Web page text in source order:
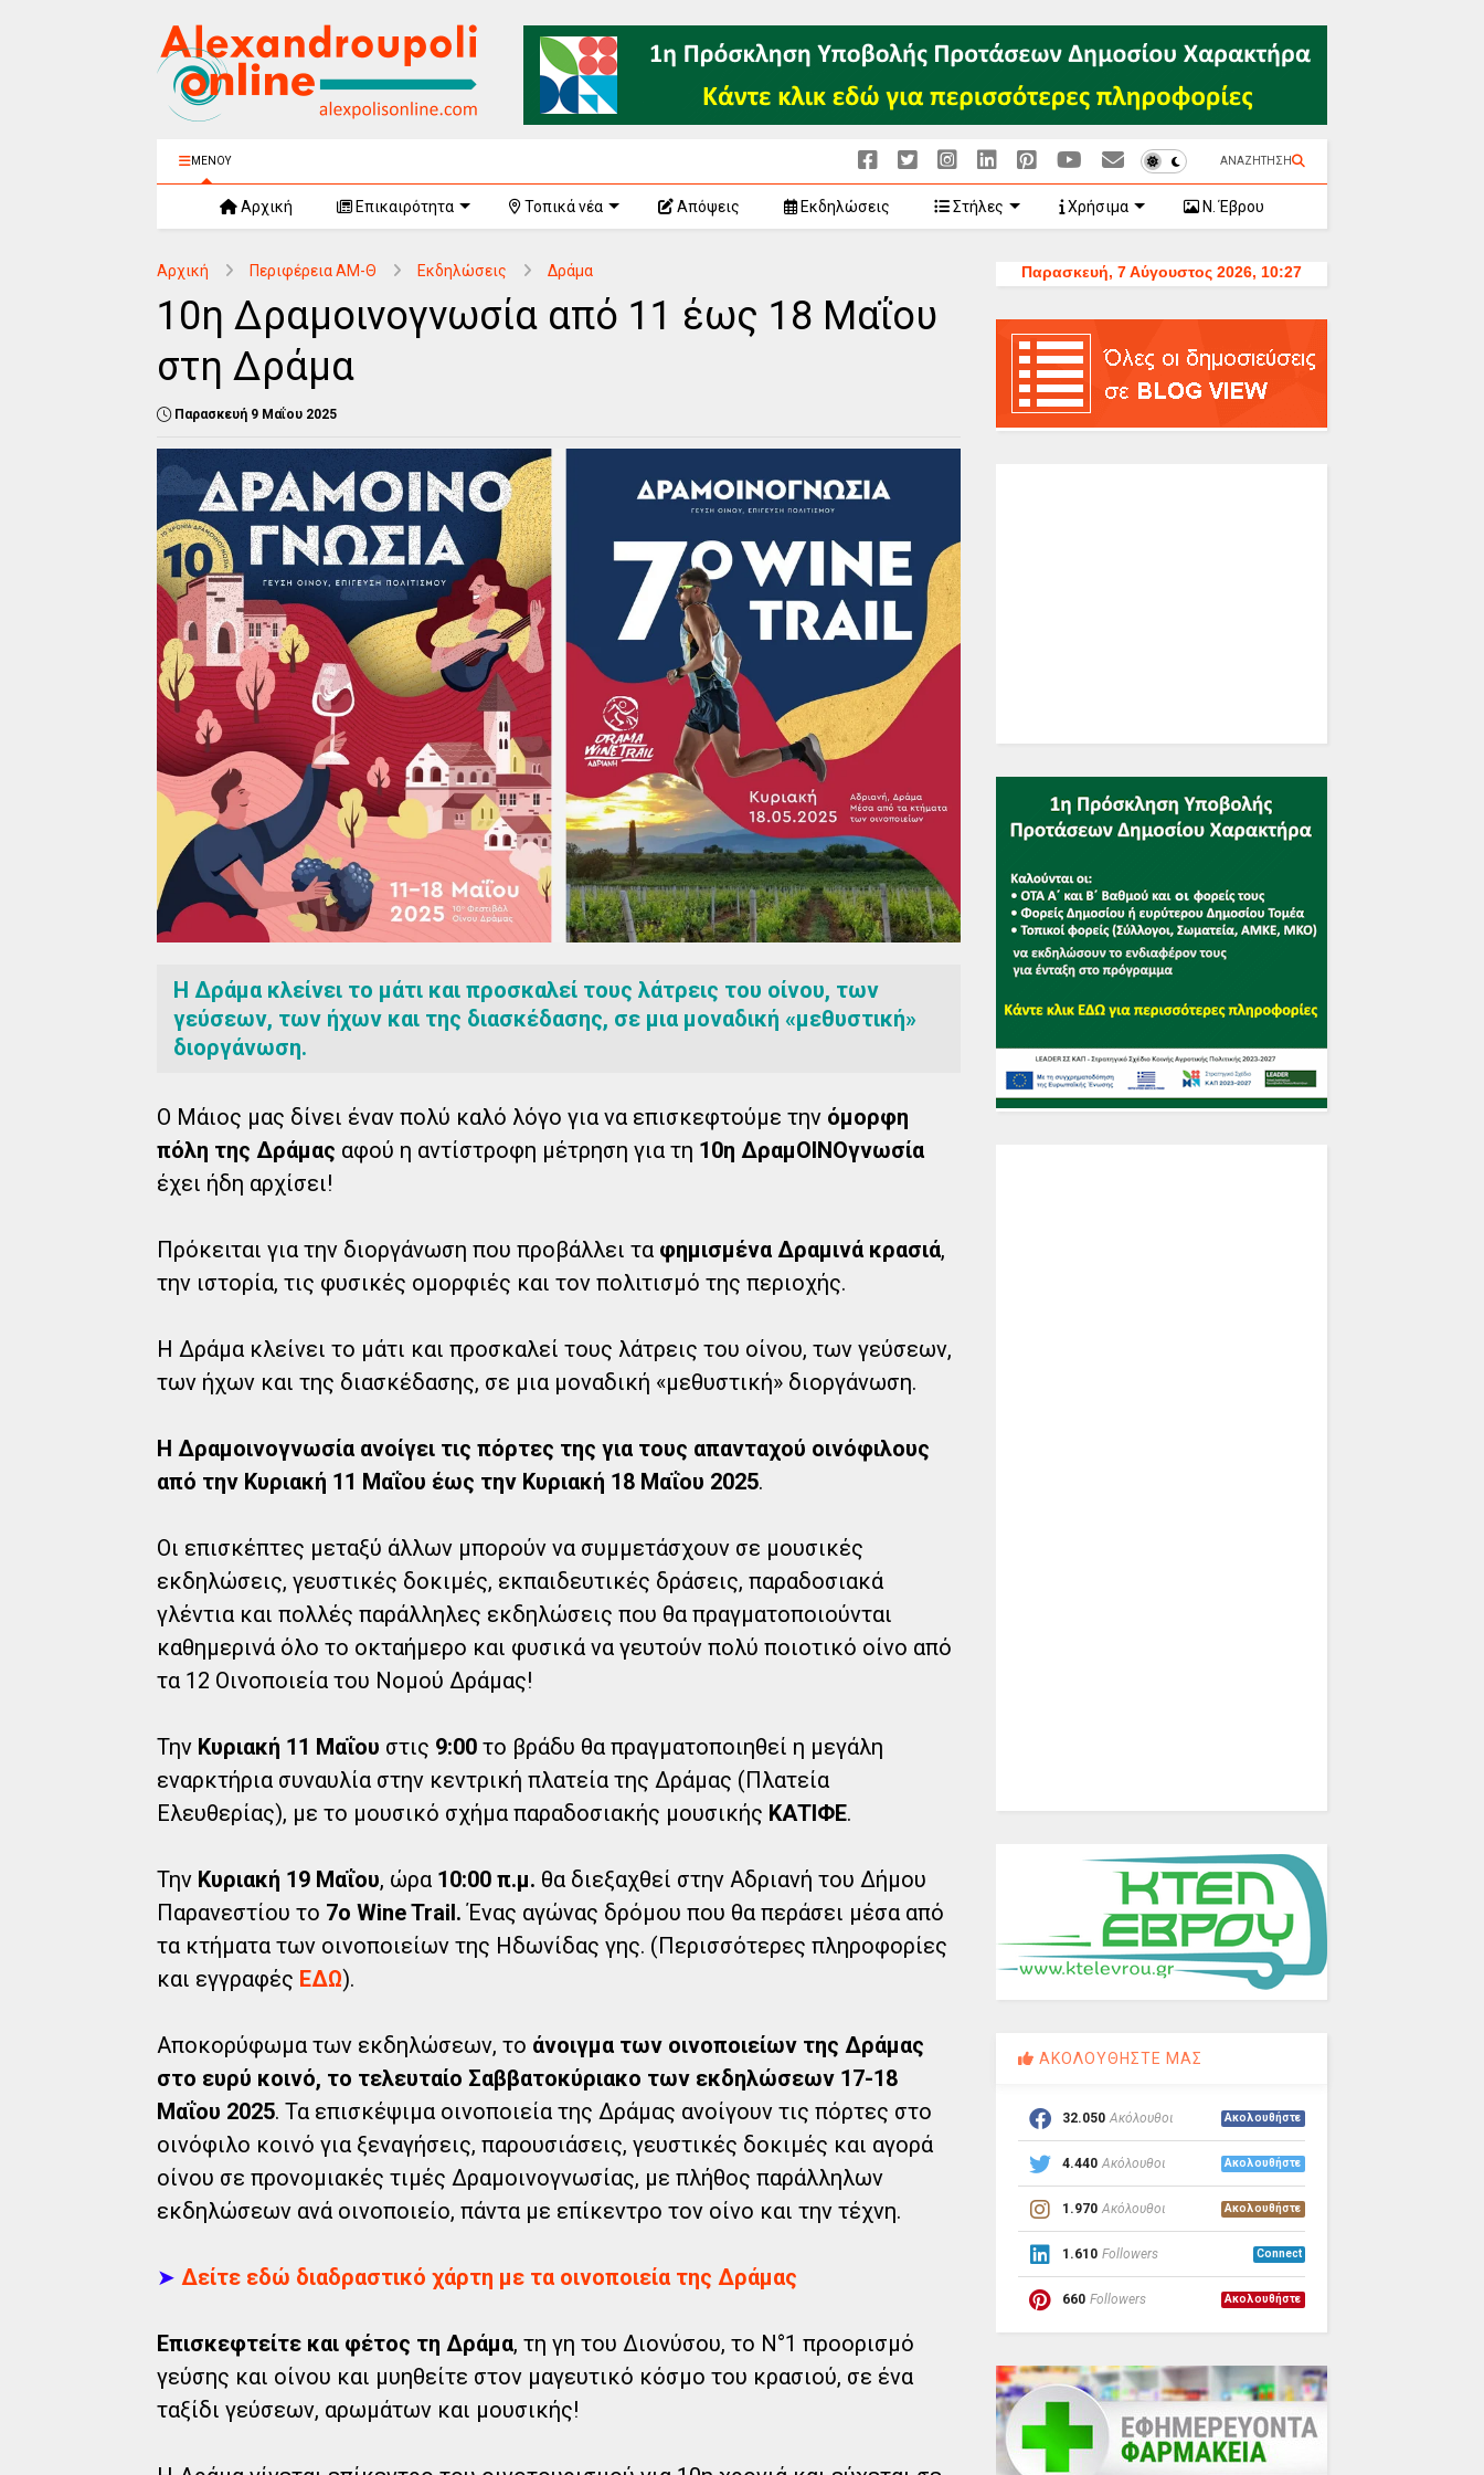
ΜΕΝΟΥ ΑΝΑΖΗΤΗΣΗ
Αρχική Επικαιρότητα Τοπικά νέα Απόψεις Εκδηλώσεις Στήλες Χρήσιμα Ν. Έβρου
Αρχική Περιφέρεια ΑΜ-Θ Εκδηλώσεις Δράμα
10η Δραμοινογνωσία από 11 έως 18 Μαΐου
στη Δράμα
Παρασκευή 9 Μαΐου 2025
Η Δράμα κλείνει το μάτι και προσκαλεί τους λάτρεις του οίνου, των
γεύσεων, των ήχων και της διασκέδασης, σε μια μοναδική «μεθυστική»
διοργάνωση.
Ο Μάιος μας δίνει έναν πολύ καλό λόγο για να επισκεφτούμε την όμορφη
πόλη της Δράμας αφού η αντίστροφη μέτρηση για τη 10η ΔραμΟΙΝΟγνωσία
έχει ήδη αρχίσει!
Πρόκειται για την διοργάνωση που προβάλλει τα φημισμένα Δραμινά κρασιά,
την ιστορία, τις φυσικές ομορφιές και τον πολιτισμό της περιοχής.
Η Δράμα κλείνει το μάτι και προσκαλεί τους λάτρεις του οίνου, των γεύσεων,
των ήχων και της διασκέδασης, σε μια μοναδική «μεθυστική» διοργάνωση.
Η Δραμοινογνωσία ανοίγει τις πόρτες της για τους απανταχού οινόφιλους
από την Κυριακή 11 Μαΐου έως την Κυριακή 18 Μαΐου 2025.
Οι επισκέπτες μεταξύ άλλων μπορούν να συμμετάσχουν σε μουσικές
εκδηλώσεις, γευστικές δοκιμές, εκπαιδευτικές δράσεις, παραδοσιακά
γλέντια και πολλές παράλληλες εκδηλώσεις που θα πραγματοποιούνται
καθημερινά όλο το οκταήμερο και φυσικά να γευτούν πολύ ποιοτικό οίνο από
τα 12 Οινοποιεία του Νομού Δράμας!
Την Κυριακή 11 Μαΐου στις 9:00 το βράδυ θα πραγματοποιηθεί η μεγάλη
εναρκτήρια συναυλία στην κεντρική πλατεία της Δράμας (Πλατεία
Ελευθερίας), με το μουσικό σχήμα παραδοσιακής μουσικής ΚΑΤΙΦΕ.
Την Κυριακή 19 Μαΐου, ώρα 10:00 π.μ. θα διεξαχθεί στην Αδριανή του Δήμου
Παρανεστίου το 7ο Wine Trail. Ένας αγώνας δρόμου που θα περάσει μέσα από
τα κτήματα των οινοποιείων της Ηδωνίδας γης. (Περισσότερες πληροφορίες
και εγγραφές ΕΔΩ).
Αποκορύφωμα των εκδηλώσεων, το άνοιγμα των οινοποιείων της Δράμας
στο ευρύ κοινό, το τελευταίο Σαββατοκύριακο των εκδηλώσεων 17-18
Μαΐου 2025. Τα επισκέψιμα οινοποιεία της Δράμας ανοίγουν τις πόρτες στο
οινόφιλο κοινό για ξεναγήσεις, παρουσιάσεις, γευστικές δοκιμές και αγορά
οίνου σε προνομιακές τιμές Δραμοινογνωσίας, με πλήθος παράλληλων
εκδηλώσεων ανά οινοποιείο, πάντα με επίκεντρο τον οίνο και την τέχνη.
➤ Δείτε εδώ διαδραστικό χάρτη με τα οινοποιεία της Δράμας
Επισκεφτείτε και φέτος τη Δράμα, τη γη του Διονύσου, το Ν°1 προορισμό
γεύσης και οίνου και μυηθείτε στον μαγευτικό κόσμο του κρασιού, σε ένα
ταξίδι γεύσεων, αρωμάτων και μουσικής!
ΑΚΟΛΟΥΘΗΣΤΕ ΜΑΣ
32.050 Ακόλουθοι Ακολουθήστε
4.440 Ακόλουθοι Ακολουθήστε
1.970 Ακόλουθοι Ακολουθήστε
1.610 Followers Connect
660 Followers Ακολουθήστε